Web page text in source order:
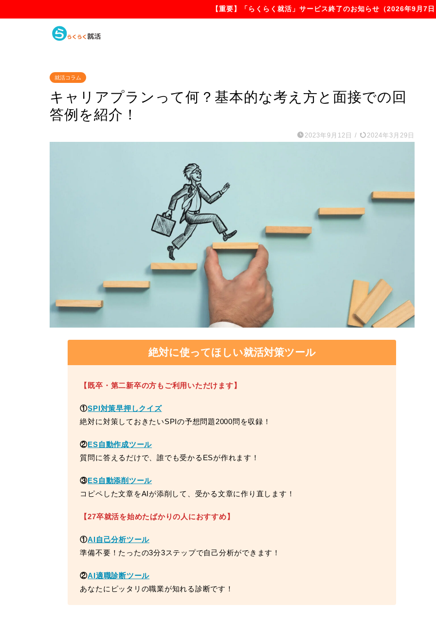
【重要】「らくらく就活」サービス終了のお知らせ（2026年9月7
就活コラム
キャリアプランって何？基本的な考え方と面接での回
答例を紹介！
2023年9月12日 / 2024年3月29日
絶対に使ってほしい就活対策ツール
【既卒・第二新卒の方もご利用いただけます】
①SPI対策早押しクイズ
絶対に対策しておきたいSPIの予想問題2000問を収録！
②ES自動作成ツール
質問に答えるだけで、誰でも受かるESが作れます！
③ES自動添削ツール
コピペした文章をAIが添削して、受かる文章に作り直します！
【27卒就活を始めたばかりの人におすすめ】
①AI自己分析ツール
準備不要！たったの3分3ステップで自己分析ができます！
②AI適職診断ツール
あなたにピッタリの職業が知れる診断です！